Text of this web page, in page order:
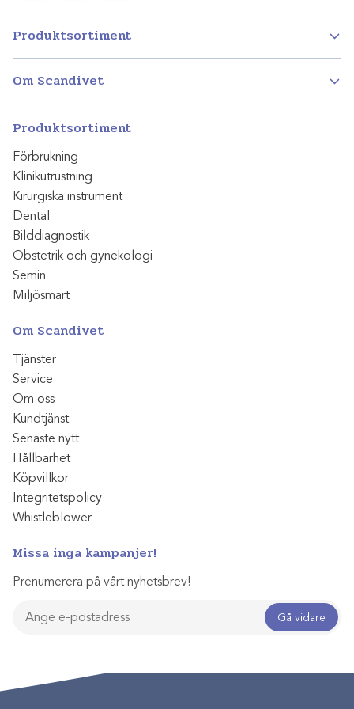
Produktsortiment
Om Scandivet
Produktsortiment
Förbrukning
Klinikutrustning
Kirurgiska instrument
Dental
Bilddiagnostik
Obstetrik och gynekologi
Semin
Miljösmart
Om Scandivet
Tjänster
Service
Om oss
Kundtjänst
Senaste nytt
Hållbarhet
Köpvillkor
Integritetspolicy
Whistleblower
Missa inga kampanjer!
Prenumerera på vårt nyhetsbrev!
Gå vidare